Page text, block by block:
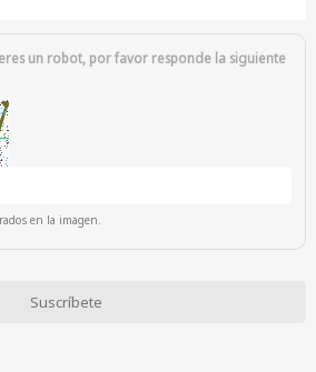
un robot, por favor responde la siguiente
en la imagen.